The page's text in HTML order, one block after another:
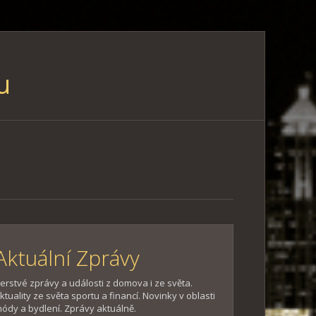
Zprávy
zprávy a události z domova i ze světa.
ze světa sportu a financí. Novinky v oblasti
a bydlení. Zprávy aktuálně.